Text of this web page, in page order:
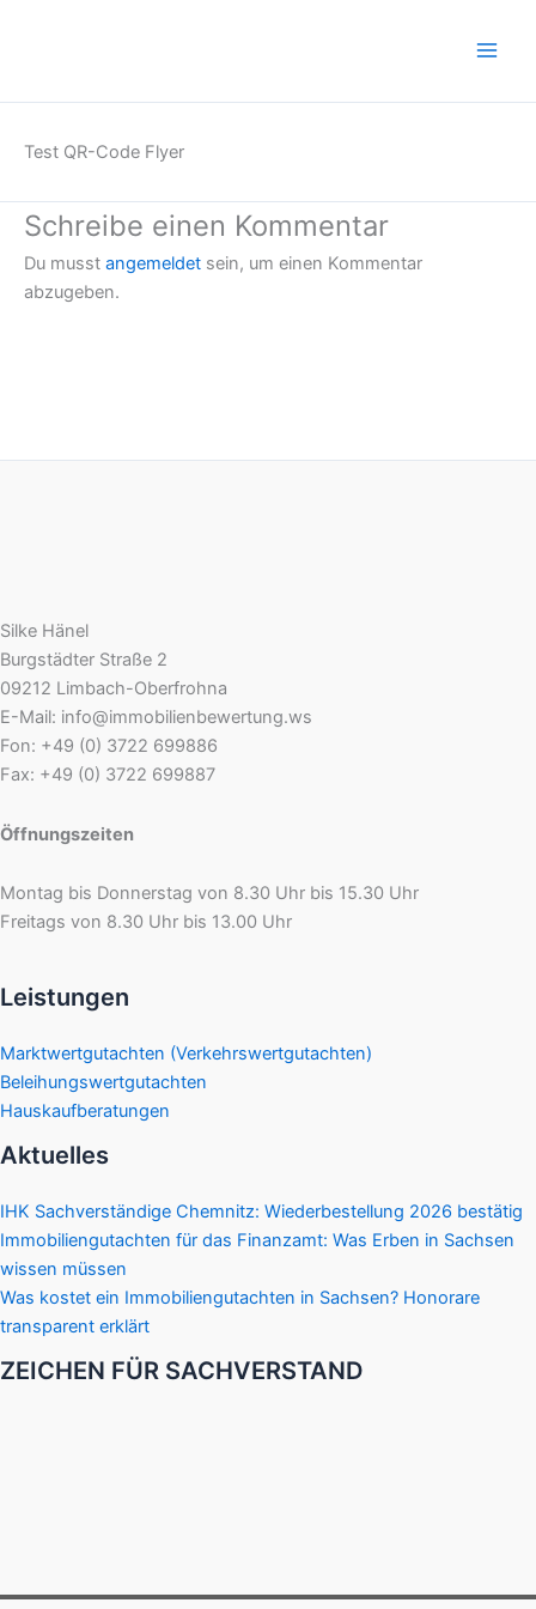
Test QR-Code Flyer
Schreibe einen Kommentar
Du musst angemeldet sein, um einen Kommentar
abzugeben.
Silke Hänel
Burgstädter Straße 2
09212 Limbach-Oberfrohna
E-Mail: info@immobilienbewertung.ws
Fon: +49 (0) 3722 699886
Fax: +49 (0) 3722 699887
Öffnungszeiten
Montag bis Donnerstag von 8.30 Uhr bis 15.30 Uhr
Freitags von 8.30 Uhr bis 13.00 Uhr
Leistungen
Marktwertgutachten (Verkehrswertgutachten)
Beleihungswertgutachten
Hauskaufberatungen
Aktuelles
IHK Sachverständige Chemnitz: Wiederbestellung 2026 bestätig
Immobiliengutachten für das Finanzamt: Was Erben in Sachsen
wissen müssen
Was kostet ein Immobiliengutachten in Sachsen? Honorare
transparent erklärt
ZEICHEN FÜR SACHVERSTAND